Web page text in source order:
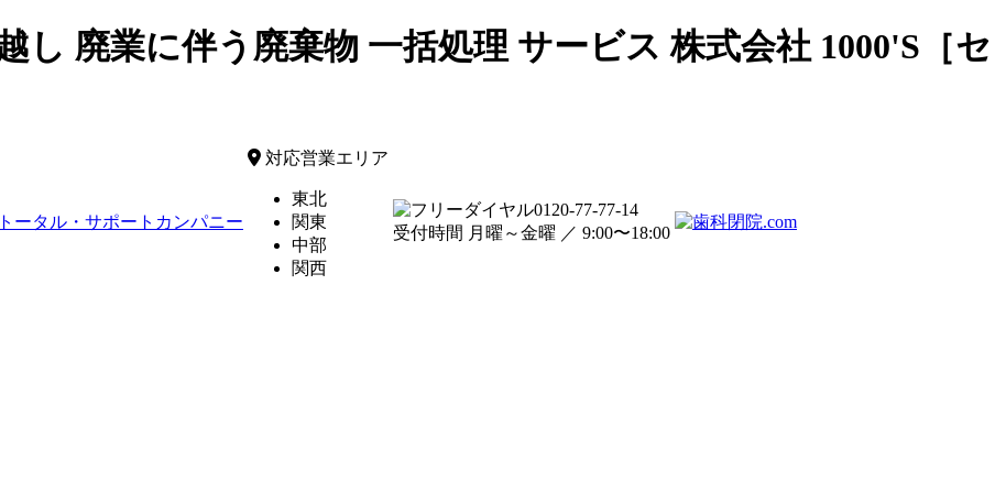
し 廃業に伴う廃棄物 一括処理 サービス 株式会社 1000'S［セ
対応営業エリア
東北
関東
中部
関西
0120-77-77-14
受付時間 月曜～金曜 ／ 9:00〜18:00